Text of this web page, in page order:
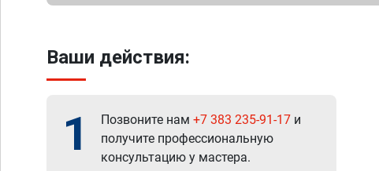
Ваши действия:
1 Позвоните нам +7 383 235-91-17 и
получите профессиональную
консультацию у мастера.